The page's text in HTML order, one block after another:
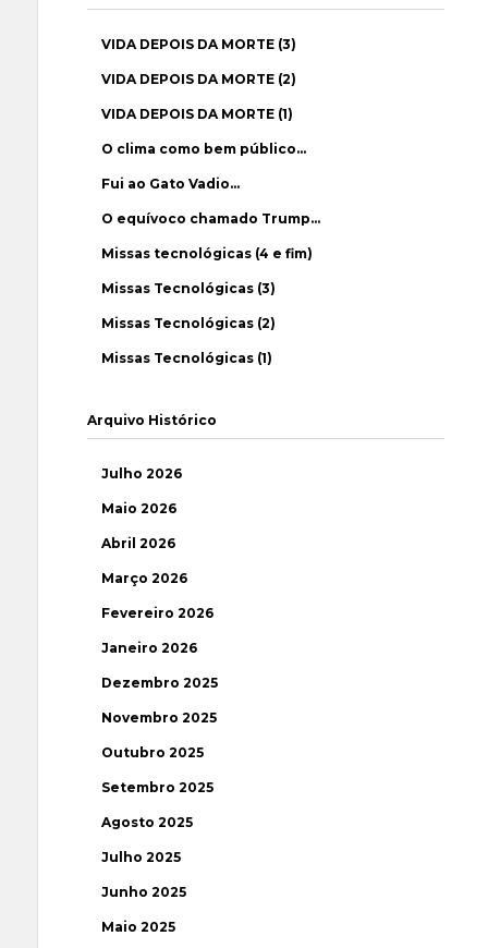
VIDA DEPOIS DA MORTE (3)
VIDA DEPOIS DA MORTE (2)
VIDA DEPOIS DA MORTE (1)
O clima como bem público…
Fui ao Gato Vadio…
O equívoco chamado Trump…
Missas tecnológicas (4 e fim)
Missas Tecnológicas (3)
Missas Tecnológicas (2)
Missas Tecnológicas (1)
Arquivo Histórico
Julho 2026
Maio 2026
Abril 2026
Março 2026
Fevereiro 2026
Janeiro 2026
Dezembro 2025
Novembro 2025
Outubro 2025
Setembro 2025
Agosto 2025
Julho 2025
Junho 2025
Maio 2025